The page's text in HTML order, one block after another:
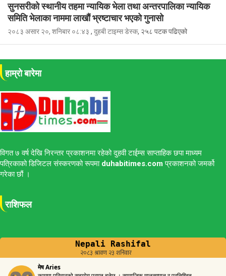
सुनसरीको स्थानीय तहमा न्यायिक भेला तथा अन्तरपालिका न्यायिक
समिति भेलाका नाममा लाखौं भ्रष्टाचार भएको गुनासो
२०८३ असार २०, शनिबार ०८:४३ , दुहबी टाइम्स डेस्क, २५८ पटक पढिएको
हाम्रो बारेमा
विगत ७ वर्ष देखि निरन्तर प्रकाशनमा रहेको दुहवी टाईम्स साप्ताहिक छपा माध्यम
पत्रिकाको डिजिटल संस्करणको रूपमा duhabitimes.comप्रकाशनको जमर्को
गरेका छौं ।
राशिफल